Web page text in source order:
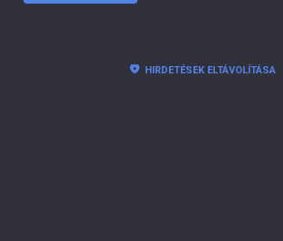
HIRDETÉSEK ELTÁVOLÍTÁSA